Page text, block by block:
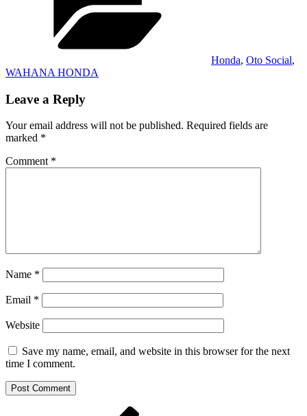
Honda, Oto Social,
WAHANA HONDA
Leave a Reply
Your email address will not be published. Required fields are
marked *
Comment *
Name *
Email *
Website
Save my name, email, and website in this browser for the next
time I comment.